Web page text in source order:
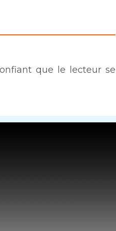
que le lecteur se